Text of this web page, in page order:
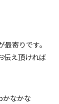
寄りです。
伝え頂ければ
なかな